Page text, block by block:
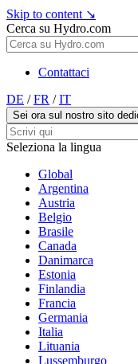
Skip to content ↘
Cerca su Hydro.com
Contattaci
DE / FR / IT
Sei ora sul nostro sito
Seleziona la lingua
Global
Argentina
Austria
Belgio
Brasile
Canada
Danimarca
Estonia
Finlandia
Francia
Germania
Italia
Lituania
Lussemburgo